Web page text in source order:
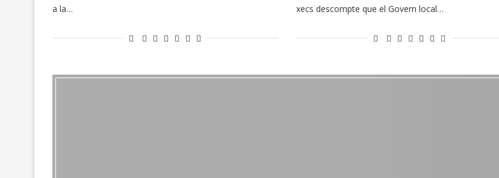
a la…
xecs descompte que el Govern local…